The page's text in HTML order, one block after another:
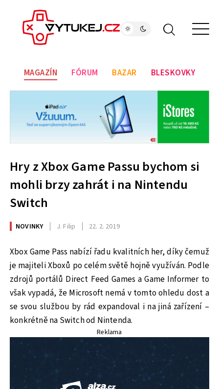
MAGAZÍN FÓRUM BAZAR BLESKOVKY
Hry z Xbox Game Passu bychom si
mohli brzy zahrát i na Nintendu
Switch
NOVINKY J. Filip 22. 2. 2019
Xbox Game Pass nabízí řadu kvalitních her, díky čemuž
je majiteli Xboxů po celém světě hojně využíván. Podle
zdrojů portálů Direct Feed Games a Game Informer to
však vypadá, že Microsoft nemá v tomto ohledu dost a
se svou službou by rád expandoval i na jiná zařízení –
konkrétně na Switch od Nintenda.
Reklama